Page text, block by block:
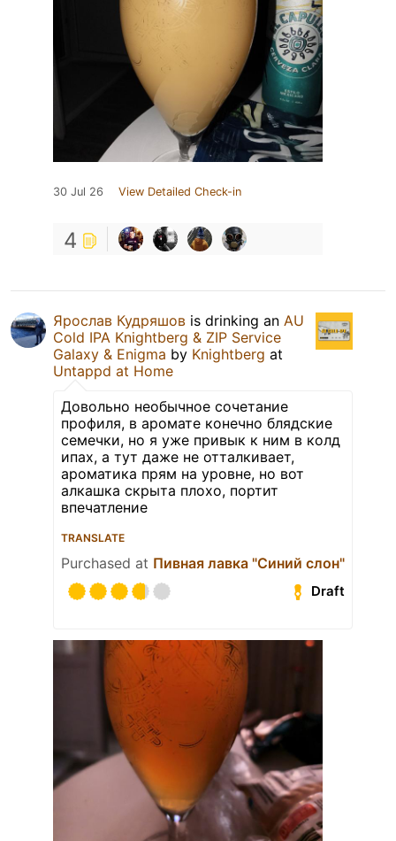
30 Jul 26 View Detailed Check-in
4
Ярослав Кудряшов is drinking an AU
Cold IPA Knightberg & ZIP Service
Galaxy & Enigma by Knightberg at
Untappd at Home
Довольно необычное сочетание
профиля, в аромате конечно блядские
семечки, но я уже привык к ним в колд
ипах, а тут даже не отталкивает,
ароматика прям на уровне, но вот
алкашка скрыта плохо, портит
впечатление
TRANSLATE
Purchased at Пивная лавка "Синий слон"
Draft